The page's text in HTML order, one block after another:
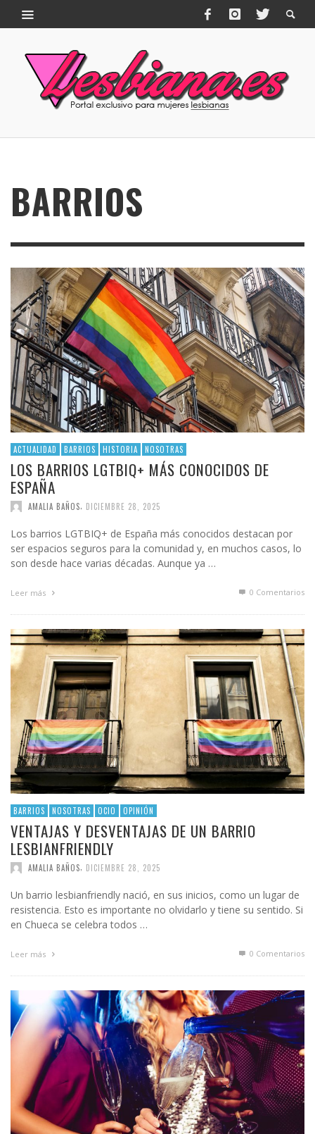
BARRIOS
ACTUALIDAD BARRIOS HISTORIA NOSOTRAS
LOS BARRIOS LGTBIQ+ MÁS CONOCIDOS DE
ESPAÑA
AMALIA BAÑOS DICIEMBRE 28, 2025
Los barrios LGTBIQ+ de España más conocidos destacan por
ser espacios seguros para la comunidad y, en muchos casos, lo
son desde hace varias décadas. Aunque ya …
Leer más 0 Comentarios
BARRIOS NOSOTRAS OCIO OPINIÓN
VENTAJAS Y DESVENTAJAS DE UN BARRIO
LESBIANFRIENDLY
AMALIA BAÑOS DICIEMBRE 28, 2025
Un barrio lesbianfriendly nació, en sus inicios, como un lugar de
resistencia. Esto es importante no olvidarlo y tiene su sentido. Si
en Chueca se celebra todos …
Leer más 0 Comentarios